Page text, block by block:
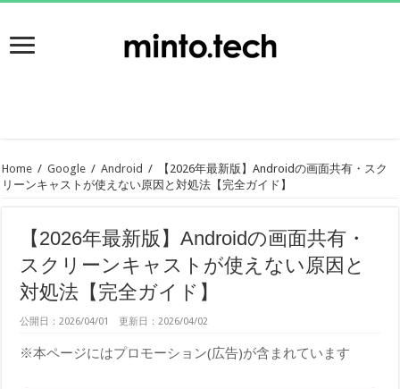
Home / Google / Android /
【2026年最新版】Androidの画面共有・スク
リーンキャストが使えない原因と対処法【完全ガイド】
【2026年最新版】Androidの画面共有・
スクリーンキャストが使えない原因と
対処法【完全ガイド】
公開日：2026/04/01 更新日：2026/04/02
※本ページにはプロモーション(広告)が含まれています